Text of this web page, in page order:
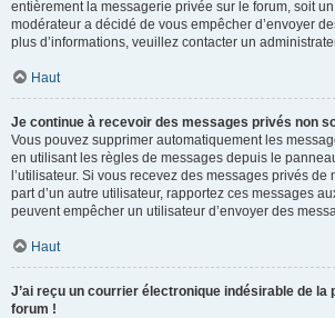
entièrement la messagerie privée sur le forum, soit
modérateur a décidé de vous empêcher d’envoyer
plus d’informations, veuillez contacter un
Haut
Je continue à recevoir des messages privés non
Vous pouvez supprimer automatiquement les
en utilisant les règles de messages depuis le
l’utilisateur. Si vous recevez des messages privés
part d’un autre utilisateur, rapportez ces messages
peuvent empêcher un utilisateur d’envoyer des
Haut
J’ai reçu un courrier électronique indésirable de la
forum !